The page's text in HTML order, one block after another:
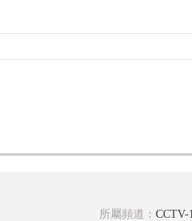
所屬頻道： CCTV-